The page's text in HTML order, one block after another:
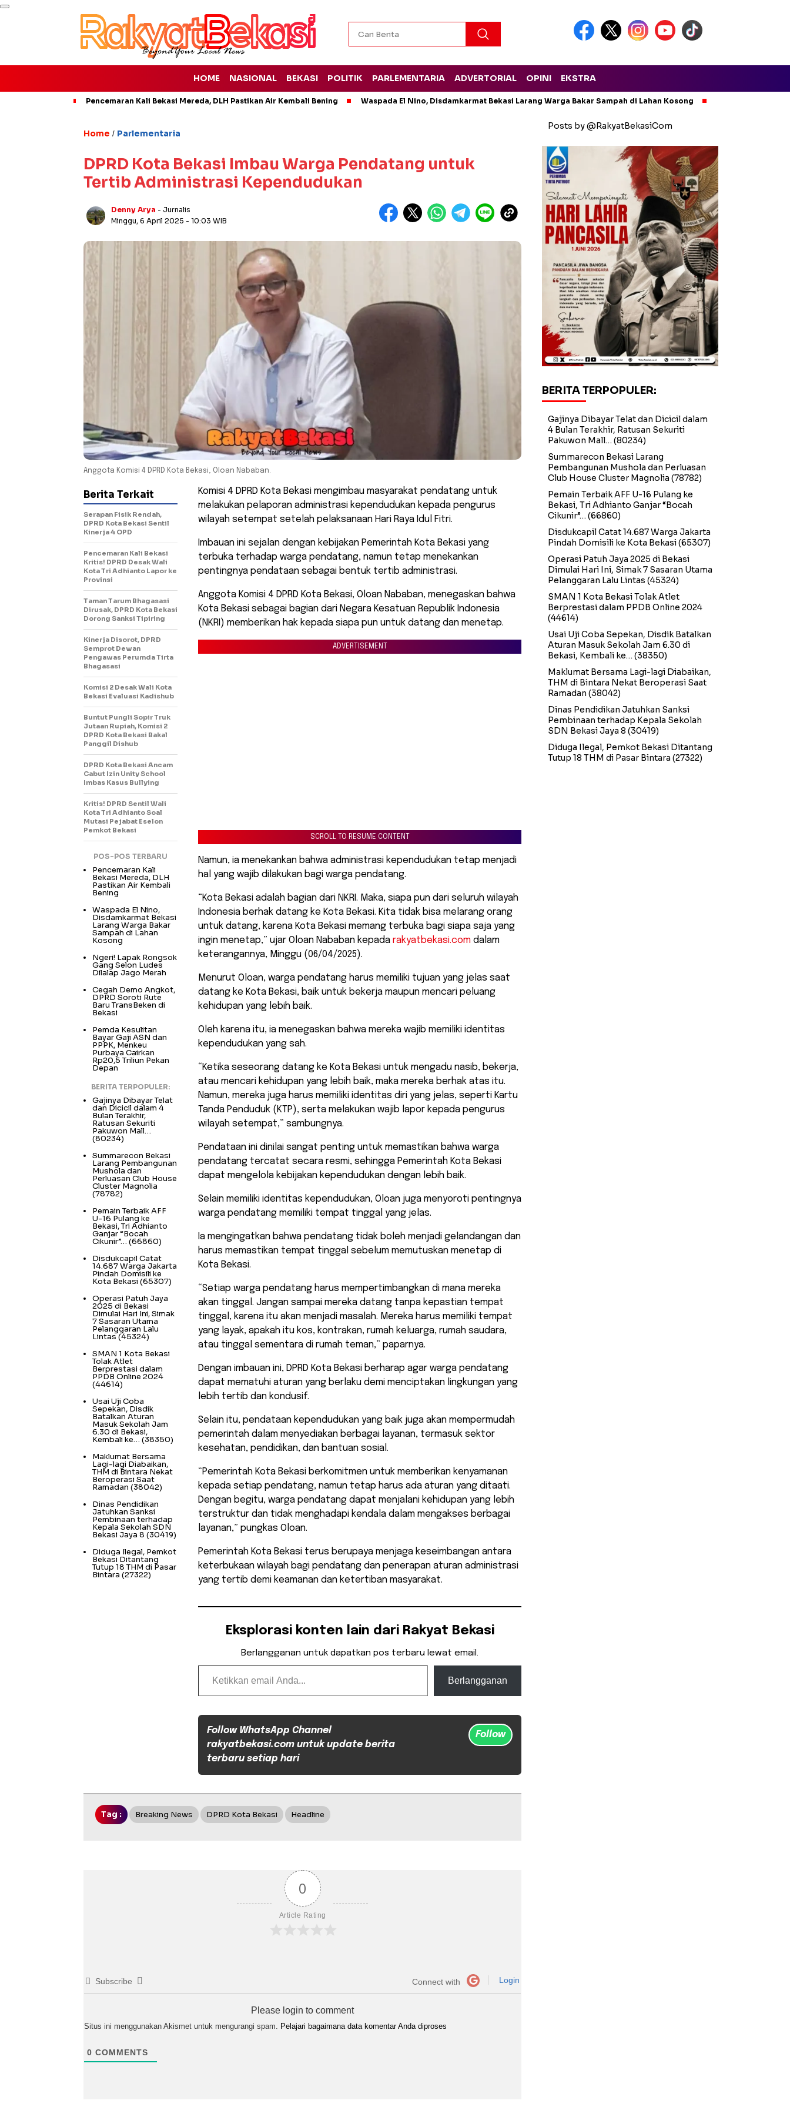
HOME NASIONAL BEKASI POLITIK PARLEMENTARIA ADVERTORIAL OPINI EKSTRA
Pencemaran Kali Bekasi Mereda, DLH Pastikan Air Kembali Bening Waspada El Nino, Disdamkarmat Bekasi Larang Warga Bakar Sampah di Lahan Kosong
Home / Parlementaria
DPRD Kota Bekasi Imbau Warga Pendatang untuk
Tertib Administrasi Kependudukan
Denny Arya - Jurnalis
Minggu, 6 April 2025 - 10:03 WIB
Anggota Komisi 4 DPRD Kota Bekasi, Oloan Nababan.
Komisi 4 DPRD Kota Bekasi mengimbau masyarakat pendatang untuk
melakukan pelaporan administrasi kependudukan kepada pengurus
wilayah setempat setelah pelaksanaan Hari Raya Idul Fitri.
Imbauan ini sejalan dengan kebijakan Pemerintah Kota Bekasi yang
terbuka terhadap warga pendatang, namun tetap menekankan
pentingnya pendataan sebagai bentuk tertib administrasi.
Anggota Komisi 4 DPRD Kota Bekasi, Oloan Nababan, menegaskan bahwa
Kota Bekasi sebagai bagian dari Negara Kesatuan Republik Indonesia
(NKRI) memberikan hak kepada siapa pun untuk datang dan menetap.
ADVERTISEMENT
SCROLL TO RESUME CONTENT
Namun, ia menekankan bahwa administrasi kependudukan tetap menjadi
hal yang wajib dilakukan bagi warga pendatang.
“Kota Bekasi adalah bagian dari NKRI. Maka, siapa pun dari seluruh wilayah
Indonesia berhak datang ke Kota Bekasi. Kita tidak bisa melarang orang
untuk datang, karena Kota Bekasi memang terbuka bagi siapa saja yang
ingin menetap,” ujar Oloan Nababan kepada rakyatbekasi.com dalam
keterangannya, Minggu (06/04/2025).
Menurut Oloan, warga pendatang harus memiliki tujuan yang jelas saat
datang ke Kota Bekasi, baik untuk bekerja maupun mencari peluang
kehidupan yang lebih baik.
Oleh karena itu, ia menegaskan bahwa mereka wajib memiliki identitas
kependudukan yang sah.
“Ketika seseorang datang ke Kota Bekasi untuk mengadu nasib, bekerja,
atau mencari kehidupan yang lebih baik, maka mereka berhak atas itu.
Namun, mereka juga harus memiliki identitas diri yang jelas, seperti Kartu
Tanda Penduduk (KTP), serta melakukan wajib lapor kepada pengurus
wilayah setempat,” sambungnya.
Pendataan ini dinilai sangat penting untuk memastikan bahwa warga
pendatang tercatat secara resmi, sehingga Pemerintah Kota Bekasi
dapat mengelola kebijakan kependudukan dengan lebih baik.
Selain memiliki identitas kependudukan, Oloan juga menyoroti pentingnya
warga pendatang memiliki tempat tinggal yang jelas.
Ia mengingatkan bahwa pendatang tidak boleh menjadi gelandangan dan
harus memastikan tempat tinggal sebelum memutuskan menetap di
Kota Bekasi.
“Setiap warga pendatang harus mempertimbangkan di mana mereka
akan tinggal. Jangan sampai mereka datang tanpa kepastian tempat
tinggal, karena itu akan menjadi masalah. Mereka harus memiliki tempat
yang layak, apakah itu kos, kontrakan, rumah keluarga, rumah saudara,
atau tinggal sementara di rumah teman,” paparnya.
Dengan imbauan ini, DPRD Kota Bekasi berharap agar warga pendatang
dapat mematuhi aturan yang berlaku demi menciptakan lingkungan yang
lebih tertib dan kondusif.
Selain itu, pendataan kependudukan yang baik juga akan mempermudah
pemerintah dalam menyediakan berbagai layanan, termasuk sektor
kesehatan, pendidikan, dan bantuan sosial.
“Pemerintah Kota Bekasi berkomitmen untuk memberikan kenyamanan
kepada setiap pendatang, namun tetap harus ada aturan yang ditaati.
Dengan begitu, warga pendatang dapat menjalani kehidupan yang lebih
terstruktur dan tidak menghadapi kendala dalam mengakses berbagai
layanan,” pungkas Oloan.
Pemerintah Kota Bekasi terus berupaya menjaga keseimbangan antara
keterbukaan wilayah bagi pendatang dan penerapan aturan administrasi
yang tertib demi keamanan dan ketertiban masyarakat.
Eksplorasi konten lain dari Rakyat Bekasi
Berlangganan untuk dapatkan pos terbaru lewat email.
Ketikkan email Anda...
Berlangganan
Follow WhatsApp Channel
rakyatbekasi.com untuk update berita
terbaru setiap hari
Follow
Berita Terkait
Serapan Fisik Rendah,
DPRD Kota Bekasi Sentil
Kinerja 4 OPD
Pencemaran Kali Bekasi
Kritis! DPRD Desak Wali
Kota Tri Adhianto Lapor ke
Provinsi
Taman Tarum Bhagasasi
Dirusak, DPRD Kota Bekasi
Dorong Sanksi Tipiring
Kinerja Disorot, DPRD
Semprot Dewan
Pengawas Perumda Tirta
Bhagasasi
Komisi 2 Desak Wali Kota
Bekasi Evaluasi Kadishub
Buntut Pungli Sopir Truk
Jutaan Rupiah, Komisi 2
DPRD Kota Bekasi Bakal
Panggil Dishub
DPRD Kota Bekasi Ancam
Cabut Izin Unity School
Imbas Kasus Bullying
Kritis! DPRD Sentil Wali
Kota Tri Adhianto Soal
Mutasi Pejabat Eselon
Pemkot Bekasi
POS-POS TERBARU
Pencemaran Kali
Bekasi Mereda, DLH
Pastikan Air Kembali
Bening
Waspada El Nino,
Disdamkarmat Bekasi
Larang Warga Bakar
Sampah di Lahan
Kosong
Ngeri! Lapak Rongsok
Gang Selon Ludes
Dilalap Jago Merah
Cegah Demo Angkot,
DPRD Soroti Rute
Baru TransBeken di
Bekasi
Pemda Kesulitan
Bayar Gaji ASN dan
PPPK, Menkeu
Purbaya Cairkan
Rp20,5 Triliun Pekan
Depan
BERITA TERPOPULER:
Gajinya Dibayar Telat
dan Dicicil dalam 4
Bulan Terakhir,
Ratusan Sekuriti
Pakuwon Mall…
(80234)
Summarecon Bekasi
Larang Pembangunan
Mushola dan
Perluasan Club House
Cluster Magnolia
(78782)
Pemain Terbaik AFF
U-16 Pulang ke
Bekasi, Tri Adhianto
Ganjar “Bocah
Cikunir”… (66860)
Disdukcapil Catat
14.687 Warga Jakarta
Pindah Domisili ke
Kota Bekasi (65307)
Operasi Patuh Jaya
2025 di Bekasi
Dimulai Hari Ini, Simak
7 Sasaran Utama
Pelanggaran Lalu
Lintas(45324)
SMAN 1 Kota Bekasi
Tolak Atlet
Berprestasi dalam
PPDB Online 2024
(44614)
Usai Uji Coba
Sepekan, Disdik
Batalkan Aturan
Masuk Sekolah Jam
6.30 di Bekasi,
Kembali ke… (38350)
Maklumat Bersama
Lagi-lagi Diabaikan,
THM di Bintara Nekat
Beroperasi Saat
Ramadan (38042)
Dinas Pendidikan
Jatuhkan Sanksi
Pembinaan terhadap
Kepala Sekolah SDN
Bekasi Jaya 8 (30419)
Diduga Ilegal, Pemkot
Bekasi Ditantang
Tutup 18 THM di Pasar
Bintara (27322)
Tag : Breaking News DPRD Kota Bekasi Headline
0
Article Rating
Subscribe Connect with Login
Please login to comment
Situs ini menggunakan Akismet untuk mengurangi spam. Pelajari bagaimana data komentar Anda diproses
0 COMMENTS
Posts by @RakyatBekasiCom
BERITA TERPOPULER:
Gajinya Dibayar Telat dan Dicicil dalam
4 Bulan Terakhir, Ratusan Sekuriti
Pakuwon Mall… (80234)
Summarecon Bekasi Larang
Pembangunan Mushola dan Perluasan
Club House Cluster Magnolia (78782)
Pemain Terbaik AFF U-16 Pulang ke
Bekasi, Tri Adhianto Ganjar “Bocah
Cikunir”… (66860)
Disdukcapil Catat 14.687 Warga Jakarta
Pindah Domisili ke Kota Bekasi(65307)
Operasi Patuh Jaya 2025 di Bekasi
Dimulai Hari Ini, Simak 7 Sasaran Utama
Pelanggaran Lalu Lintas (45324)
SMAN 1 Kota Bekasi Tolak Atlet
Berprestasi dalam PPDB Online 2024
(44614)
Usai Uji Coba Sepekan, Disdik Batalkan
Aturan Masuk Sekolah Jam 6.30 di
Bekasi, Kembali ke… (38350)
Maklumat Bersama Lagi-lagi Diabaikan,
THM di Bintara Nekat Beroperasi Saat
Ramadan (38042)
Dinas Pendidikan Jatuhkan Sanksi
Pembinaan terhadap Kepala Sekolah
SDN Bekasi Jaya 8 (30419)
Diduga Ilegal, Pemkot Bekasi Ditantang
Tutup 18 THM di Pasar Bintara (27322)